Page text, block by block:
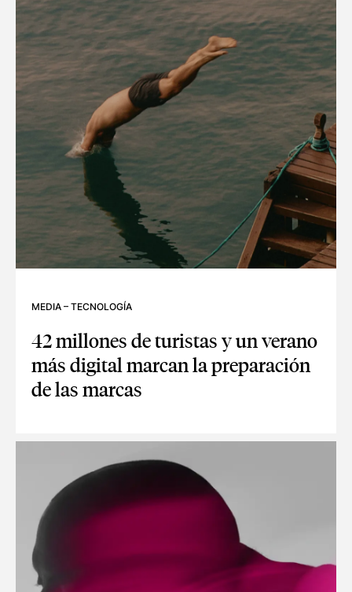
MEDIA – TECNOLOGÍA
42 millones de turistas y un verano
más digital marcan la preparación
de las marcas